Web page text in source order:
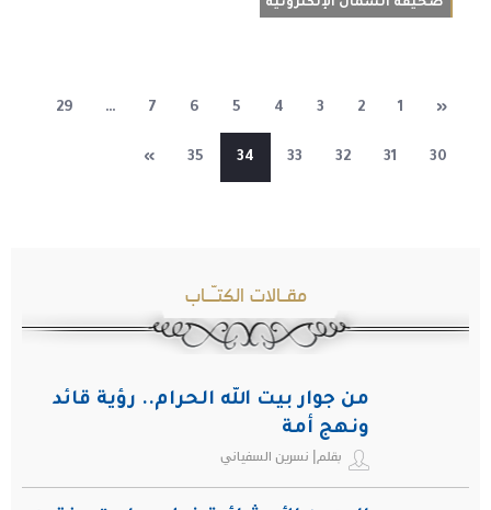
صحيفة الشمال الإلكترونية
«
1
2
3
4
5
6
7
…
29
30
31
32
33
34
35
»
مقـالات الكتـّـاب
من جوار بيت الله الحرام.. رؤية قائد
ونهج أمة
بقلم| نسرين السفياني